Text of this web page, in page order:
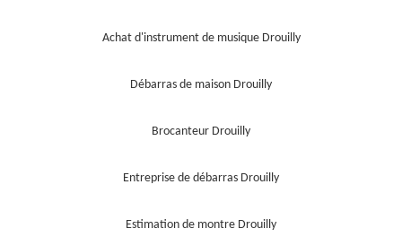
Achat d'instrument de musique Drouilly
Débarras de maison Drouilly
Brocanteur Drouilly
Entreprise de débarras Drouilly
Estimation de montre Drouilly